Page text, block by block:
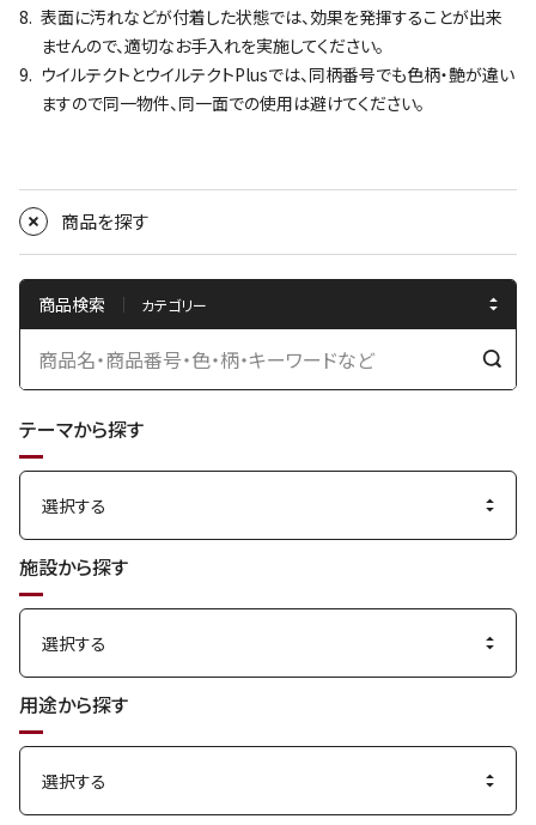
表面に汚れなどが付着した状態では、効果を発揮することが出来
ませんので、適切なお手入れを実施してください。
ウイルテクトとウイルテクトPlusでは、同柄番号でも色柄・艶が違い
ますので同一物件、同一面での使用は避けてください。
商品を探す
商品検索
検
テーマから探す
施設から探す
用途から探す